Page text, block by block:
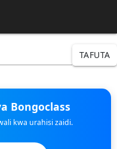
TAFUTA
Bongoclass
kwa urahisi zaidi.